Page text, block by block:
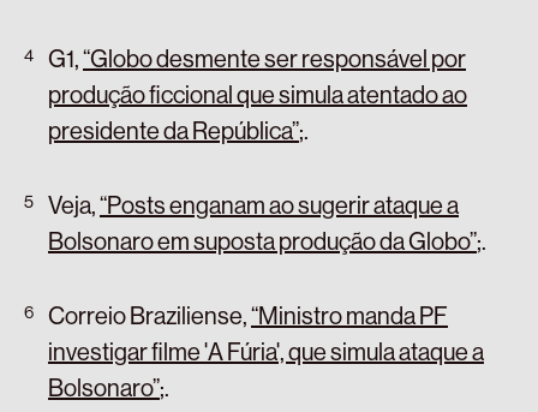
G1,“Globo desmente ser responsável por
produção ficcional que simula atentado ao
presidente da República”;.
Veja,“Posts enganam ao sugerir ataque a
Bolsonaro em suposta produção da Globo”;.
Correio Braziliense,“Ministro manda PF
investigar filme 'A Fúria', que simula ataque a
Bolsonaro”;.